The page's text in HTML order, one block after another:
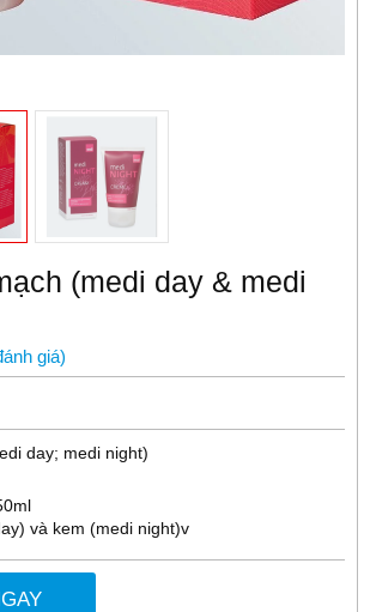
(medi day & medi
giá)
day; medi night)
và kem (medi night)v